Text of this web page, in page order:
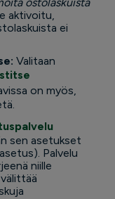
aktivoitu,
ei
Valitaan
on myös,
sen asetukset
Palvelu
niille